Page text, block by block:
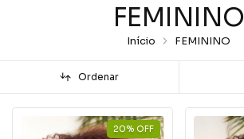
FEMININO
Início FEMININO
Ordenar
20% OFF